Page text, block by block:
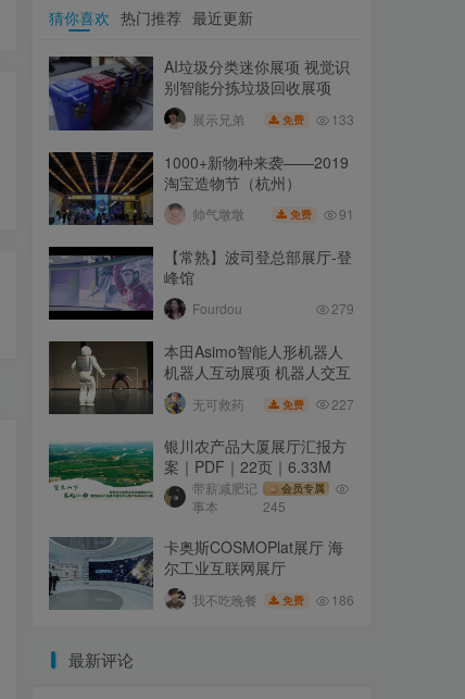
多层可升降式多媒体实景沙盘 园区规划机械沙盘 【北京】中央美术学院·美术馆室内设计案例 实景拍摄｜JPG｜18张｜13.7M
猜你喜欢 热门推荐 最近更新
AI垃圾分类迷你展项 视觉识
别智能分拣垃圾回收展项
展示兄弟 免费 133
1000+新物种来袭——2019
淘宝造物节（杭州）
帅气墩墩 免费 91
【常熟】波司登总部展厅-登
峰馆
Fourdou 279
本田Asimo智能人形机器人
机器人互动展项 机器人交互
无可救药 免费 227
银川农产品大厦展厅汇报方
案｜PDF｜22页｜6.33M
带薪减肥记
事本
会员专属
245
卡奥斯COSMOPlat展厅 海
尔工业互联网展厅
我不吃晚餐 免费 186
最新评论